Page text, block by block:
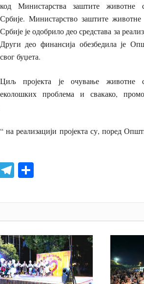
код Министарства заштите животне
Србије. Министарство заштите
Србије је одобрило део средстава за
Други део финансија обезбедила је
свог буџета.
Циљ пројекта је очување животне
еколошких проблема и свакако,
на реализацији пројекта су, поред
Telegram